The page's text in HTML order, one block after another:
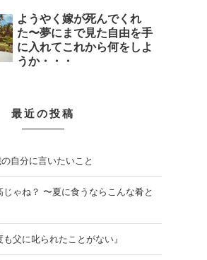
ようやく嫁が死んでくれ
た〜夢にまで見た自由を手
に入れてこれから何をしよ
うか・・・
最近の投稿
自分に言いたいこと
ゃね？ 〜夏に食うならこんな肴と
父に叱られたことがない』